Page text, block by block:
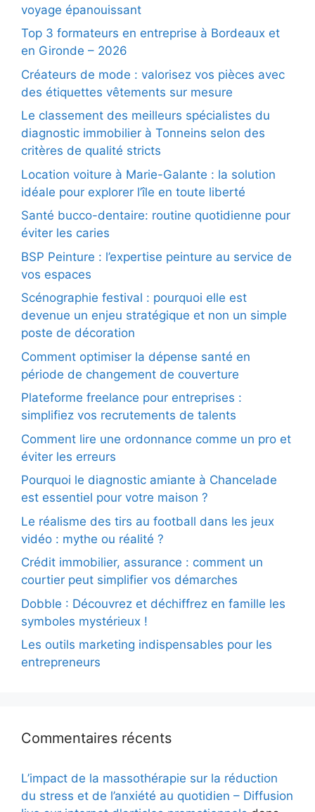
voyage épanouissant
Top 3 formateurs en entreprise à Bordeaux et
en Gironde – 2026
Créateurs de mode : valorisez vos pièces avec
des étiquettes vêtements sur mesure
Le classement des meilleurs spécialistes du
diagnostic immobilier à Tonneins selon des
critères de qualité stricts
Location voiture à Marie-Galante : la solution
idéale pour explorer l’île en toute liberté
Santé bucco-dentaire: routine quotidienne pour
éviter les caries
BSP Peinture : l’expertise peinture au service de
vos espaces
Scénographie festival : pourquoi elle est
devenue un enjeu stratégique et non un simple
poste de décoration
Comment optimiser la dépense santé en
période de changement de couverture
Plateforme freelance pour entreprises :
simplifiez vos recrutements de talents
Comment lire une ordonnance comme un pro et
éviter les erreurs
Pourquoi le diagnostic amiante à Chancelade
est essentiel pour votre maison ?
Le réalisme des tirs au football dans les jeux
vidéo : mythe ou réalité ?
Crédit immobilier, assurance : comment un
courtier peut simplifier vos démarches
Dobble : Découvrez et déchiffrez en famille les
symboles mystérieux !
Les outils marketing indispensables pour les
entrepreneurs
Commentaires récents
L’impact de la massothérapie sur la réduction
du stress et de l’anxiété au quotidien – Diffusion